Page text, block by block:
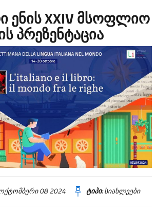
ენის XXIV მსოფლიო
პრეზენტაცია
08 2024 ტიპი:სიახლეები